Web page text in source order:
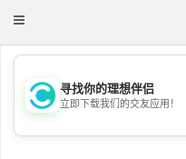
Toggle
💖
💕
寻找你的理想伴侣
立即下载我们的交友应用！